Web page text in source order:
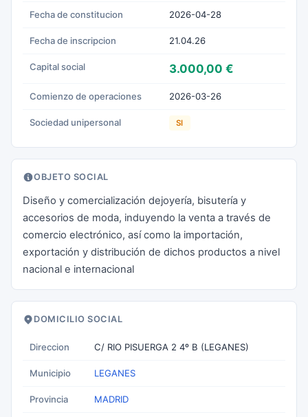
Fecha de constitucion 2026-04-28
Fecha de inscripcion 21.04.26
Capital social 3.000,00 €
Comienzo de operaciones 2026-03-26
Sociedad unipersonal SI
OBJETO SOCIAL
Diseño y comercialización dejoyería, bisutería y
accesorios de moda, induyendo la venta a través de
comercio electrónico, así como la importación,
exportación y distribución de dichos productos a nivel
nacional e internacional
DOMICILIO SOCIAL
Direccion C/ RIO PISUERGA 2 4º B (LEGANES)
Municipio LEGANES
Provincia MADRID